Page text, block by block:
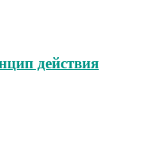
действия